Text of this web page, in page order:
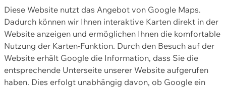
Diese Website nutzt das Angebot von Google Maps.
Dadurch können wir Ihnen interaktive Karten direkt in der
Website anzeigen und ermöglichen Ihnen die komfortable
Nutzung der Karten-Funktion. Durch den Besuch auf der
Website erhält Google die Information, dass Sie die
entsprechende Unterseite unserer Website aufgerufen
haben. Dies erfolgt unabhängig davon, ob Google ein